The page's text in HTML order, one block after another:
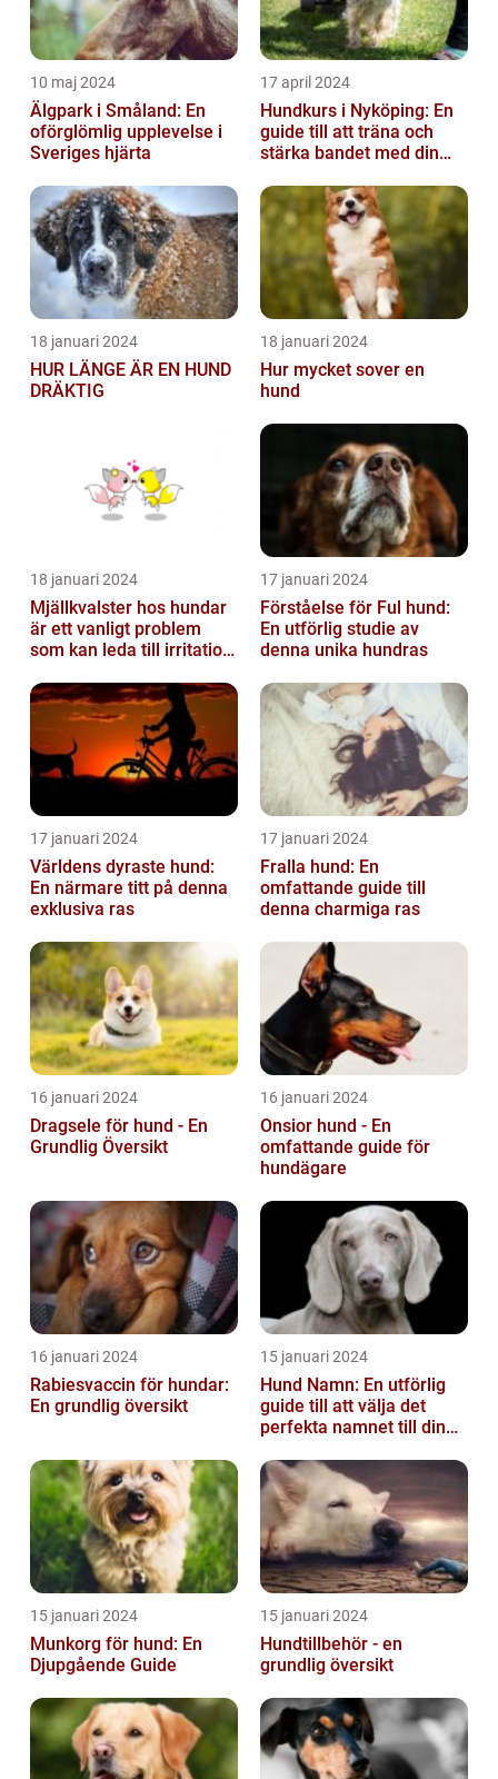
10 maj 2024
Älgpark i Småland: En
oförglömlig upplevelse i
Sveriges hjärta
17 april 2024
Hundkurs i Nyköping: En
guide till att träna och
stärka bandet med din
18 januari 2024
HUR LÄNGE ÄR EN HUND
DRÄKTIG
18 januari 2024
Hur mycket sover en
hund
18 januari 2024
Mjällkvalster hos hundar
är ett vanligt problem
som kan leda till irritation
hun...
17 januari 2024
Förståelse för Ful hund:
En utförlig studie av
denna unika hundras
17 januari 2024
Världens dyraste hund:
En närmare titt på denna
exklusiva ras
17 januari 2024
Fralla hund: En
omfattande guide till
denna charmiga ras
16 januari 2024
Dragsele för hund - En
Grundlig Översikt
16 januari 2024
Onsior hund - En
omfattande guide för
hundägare
16 januari 2024
Rabiesvaccin för hundar:
En grundlig översikt
15 januari 2024
Hund Namn: En utförlig
guide till att välja det
perfekta namnet till din
15 januari 2024
Munkorg för hund: En
Djupgående Guide
15 januari 2024
Hundtillbehör - en
grundlig översikt